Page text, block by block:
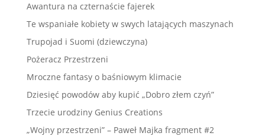
Awantura na czternaście fajerek
Te wspaniałe kobiety w swych latających maszynach
Trupojad i Suomi (dziewczyna)
Pożeracz Przestrzeni
Mroczne fantasy o baśniowym klimacie
Dziesięć powodów aby kupić „Dobro złem czyń”
Trzecie urodziny Genius Creations
„Wojny przestrzeni” – Paweł Majka fragment #2